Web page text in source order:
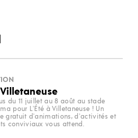
Villetaneuse
du 11 juillet au 8 août au stade
pour L’Été à Villetaneuse ! Un
gratuit d’animations, d’activités et
conviviaux vous attend.